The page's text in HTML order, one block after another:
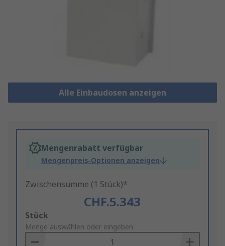
Alle Einbaudosen anzeigen
Mengenrabatt verfügbar
Mengenpreis-Optionen anzeigen
Zwischensumme (1 Stück)*
CHF.5.343
Add
to
Basket
Stück
Menge auswählen oder eingeben